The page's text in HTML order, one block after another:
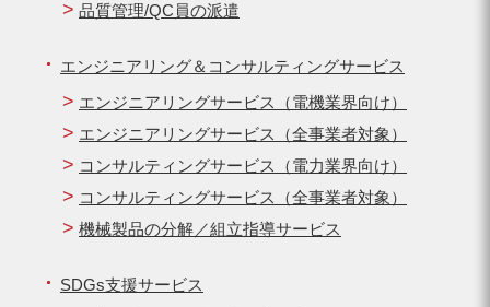
品質管理/QC員の派遣
エンジニアリング＆コンサルティングサービス
エンジニアリングサービス（電機業界向け）
エンジニアリングサービス（全事業者対象）
コンサルティングサービス（電力業界向け）
コンサルティングサービス（全事業者対象）
機械製品の分解／組立指導サービス
SDGs支援サービス